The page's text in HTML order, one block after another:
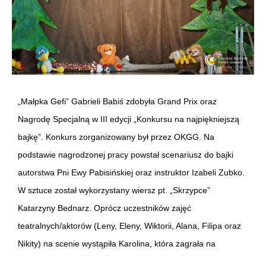
„Małpka Gefi” Gabrieli Babiś zdobyła Grand Prix oraz
Nagrodę Specjalną w III edycji „Konkursu na najpiękniejszą
bajkę”. Konkurs zorganizowany był przez OKGG. Na
podstawie nagrodzonej pracy powstał scenariusz do bajki
autorstwa Pni Ewy Pabisińskiej oraz instruktor Izabeli Zubko.
W sztuce został wykorzystany wiersz pt. „Skrzypce”
Katarzyny Bednarz. Oprócz uczestników zajęć
teatralnych/aktorów (Leny, Eleny, Wiktorii, Alana, Filipa oraz
Nikity) na scenie wystąpiła Karolina, która zagrała na